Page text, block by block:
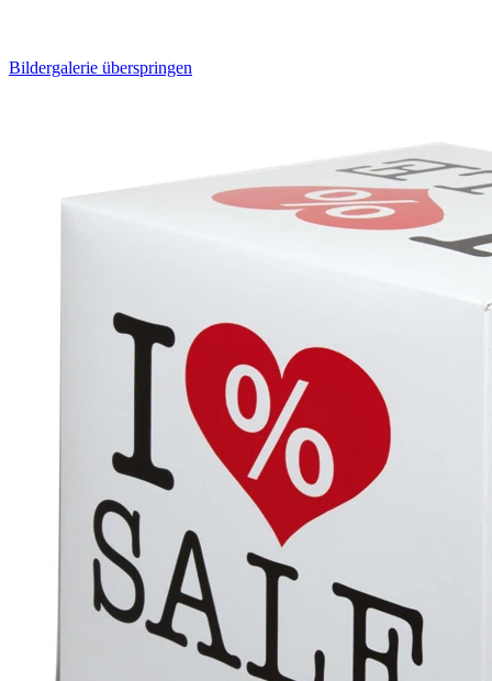
Bildergalerie überspringen